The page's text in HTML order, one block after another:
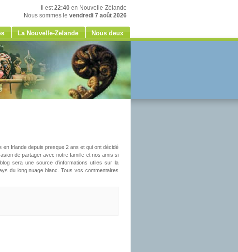
Il est22:40 en Nouvelle-Zélande
Nous sommes le vendredi 7 août 2026
La Nouvelle-Zelande Nous deux
en Irlande depuis presque 2 ans et qui ont décidé
de partager avec notre famille et nos amis si
sera une source d’informations utiles sur la
du long nuage blanc. Tous vos commentaires